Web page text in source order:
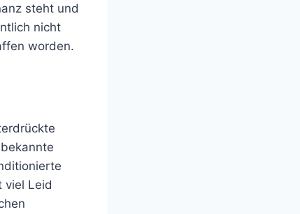
steht und
nicht
worden.
viel Leid